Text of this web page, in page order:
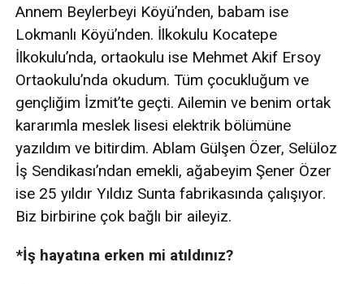
Annem Beylerbeyi Köyü’nden, babam ise
Lokmanlı Köyü’nden. İlkokulu Kocatepe
İlkokulu’nda, ortaokulu ise Mehmet Akif Ersoy
Ortaokulu’nda okudum. Tüm çocukluğum ve
gençliğim İzmit’te geçti. Ailemin ve benim ortak
kararımla meslek lisesi elektrik bölümüne
yazıldım ve bitirdim. Ablam Gülşen Özer, Selüloz
İş Sendikası’ndan emekli, ağabeyim Şener Özer
ise 25 yıldır Yıldız Sunta fabrikasında çalışıyor.
Biz birbirine çok bağlı bir aileyiz.
*İş hayatına erken mi atıldınız?